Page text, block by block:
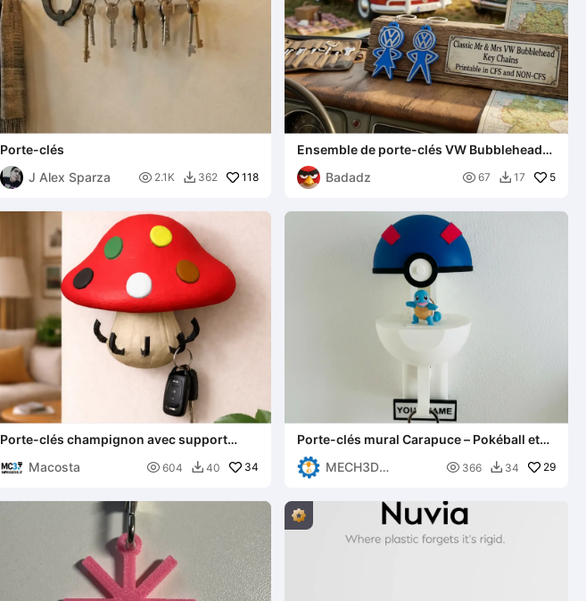
Porte-clés
J Alex Sparza
 2.1K  362 118
Ensemble de porte-clés VW Bubblehead
(Lui et Elle)
Badadz
 67  17 5
Porte-clés champignon avec support
Macosta
 604  40 34
Porte-clés mural Carapuce – Pokéball et
Pokémon personnalisables
MECH3D
 366  34 29